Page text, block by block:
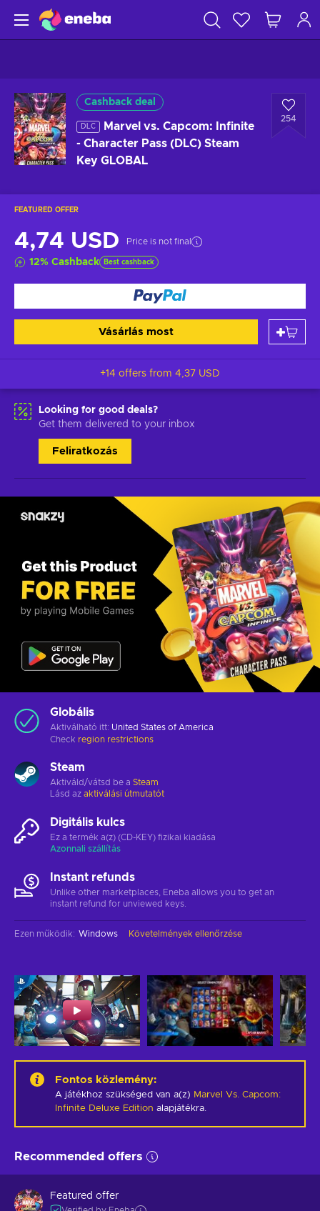
Cashback deal
DLC
Marvel vs. Capcom: Infinite
- Character Pass (DLC) Steam
Key GLOBAL
254
FEATURED OFFER
4,74 USD Price is not final
12% Cashback Best cashback
Vásárlás most
+14 offers from 4,37 USD
Looking for good deals?
Get them delivered to your inbox
Feliratkozás
Globális
Aktiválható itt: United States of America
Check region restrictions
Steam
Aktiváld/vátsd be a Steam
Lásd az aktiválási útmutatót
Digitális kulcs
Ez a termék a(z) (CD-KEY) fizikai kiadása
Azonnali szállítás
Instant refunds
Unlike other marketplaces, Eneba allows you to get an
instant refund for unviewed keys.
Ezen működik: Windows Követelmények ellenőrzése
Fontos közlemény:
A játékhoz szükséged van a(z) Marvel Vs. Capcom:
Infinite Deluxe Edition alapjátékra.
Recommended offers
Featured offer